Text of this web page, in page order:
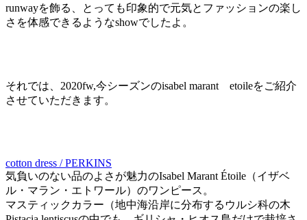
runwayを飾る、とっても印象的で元気とファッションの楽し
さを体感できるようなshowでしたよ。
それでは、2020fw,今シーズンのisabel marant etoileをご紹介
させていただきます。
cotton dress / PERKINS
気負いのない品のよさが魅力のIsabel Marant Étoile（イザベ
ル・マラン・エトワール）のワンピース。
マスティックカラー（地中海沿岸に分布するウルシ科の木